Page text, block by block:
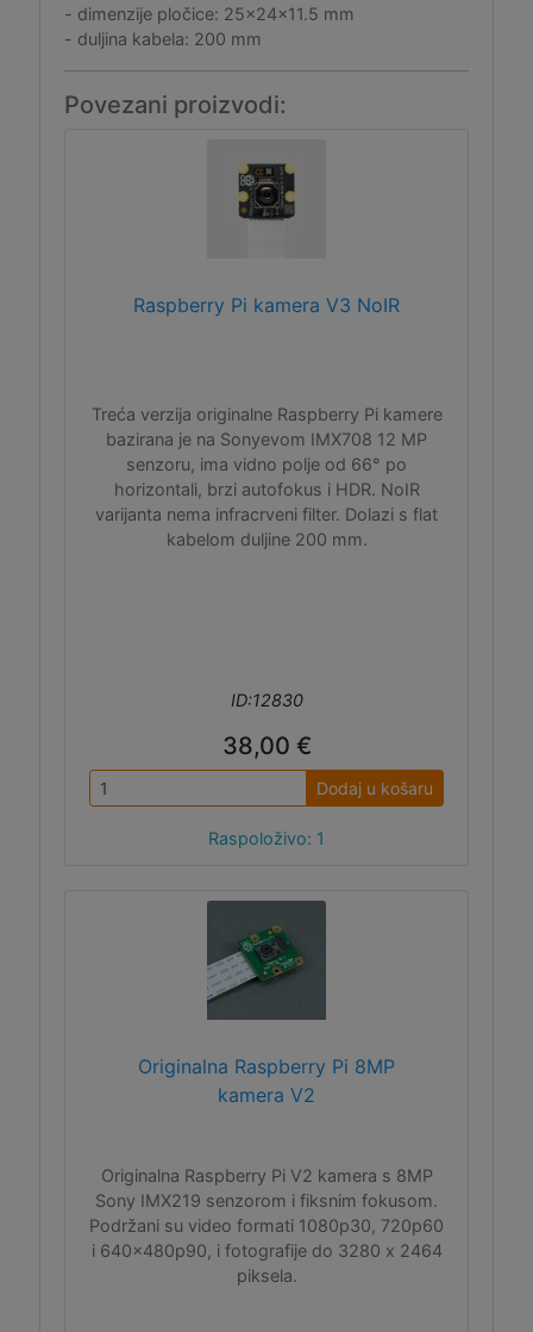
- dimenzije pločice: 25x24x11.5 mm
- duljina kabela: 200 mm
Povezani proizvodi:
Raspberry Pi kamera V3 NoIR
Treća verzija originalne Raspberry Pi kamere
bazirana je na Sonyevom IMX708 12 MP
senzoru, ima vidno polje od 66° po
horizontali, brzi autofokus i HDR. NoIR
varijanta nema infracrveni filter. Dolazi s flat
kabelom duljine 200 mm.
ID:12830
38,00 €
Dodaj u košaru
Raspoloživo: 1
Originalna Raspberry Pi 8MP
kamera V2
Originalna Raspberry Pi V2 kamera s 8MP
Sony IMX219 senzorom i fiksnim fokusom.
Podržani su video formati 1080p30, 720p60
i 640x480p90, i fotografije do 3280 x 2464
piksela.